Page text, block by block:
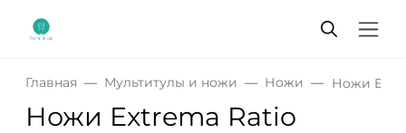
Главная Мультитулы и ножи Ножи Ножи
Ножи Extrema Ratio